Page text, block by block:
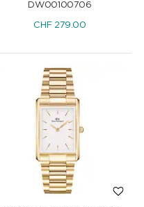
DW00100706
CHF 279.00